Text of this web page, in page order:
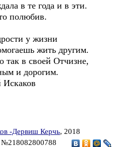
в те года и в эти.
полюбив.
у жизни
жить другим.
так в своей Отчизне,
и дорогим.
-Дервиш Керчь, 2018
№218082800788